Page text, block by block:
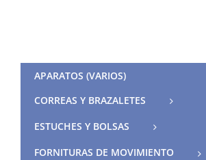
APARATOS (VARIOS)
CORREAS Y BRAZALETES
ESTUCHES Y BOLSAS
FORNITURAS DE MOVIMIENTO